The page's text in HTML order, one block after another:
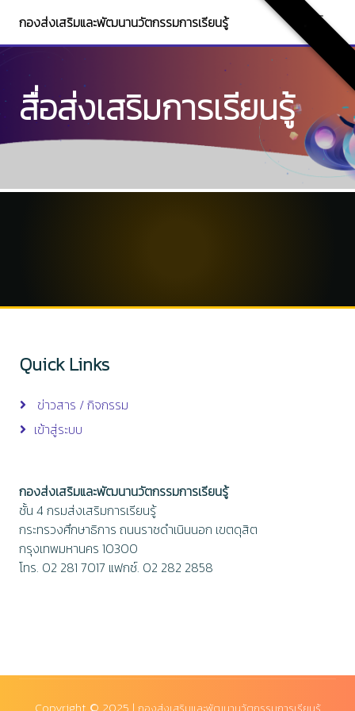
กองส่งเสริมและพัฒนานวัตกรรมการเรียนรู้
สื่อส่งเสริมการเรียนรู้
Quick Links
ข่าวสาร / กิจกรรม
เข้าสู่ระบบ
กองส่งเสริมและพัฒนานวัตกรรมการเรียนรู้
ชั้น 4 กรมส่งเสริมการเรียนรู้
กระทรวงศึกษาธิการ ถนนราชดำเนินนอก เขตดุสิต
กรุงเทพมหานคร 10300
โทร. 02 281 7017 แฟกซ์. 02 282 2858